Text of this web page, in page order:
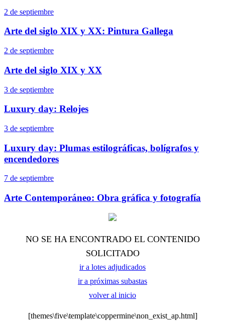
2 de septiembre
Arte del siglo XIX y XX: Pintura Gallega
2 de septiembre
Arte del siglo XIX y XX
3 de septiembre
Luxury day: Relojes
3 de septiembre
Luxury day: Plumas estilográficas, bolígrafos y
encendedores
7 de septiembre
Arte Contemporáneo: Obra gráfica y fotografía
NO SE HA ENCONTRADO EL CONTENIDO
SOLICITADO
ir a lotes adjudicados
ir a próximas subastas
volver al inicio
[themes\five\template\coppermine\non_exist_ap.html]